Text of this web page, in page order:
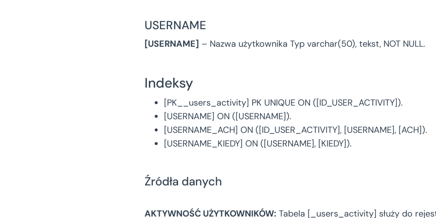
USERNAME
[USERNAME] – Nazwa użytkownika Typ varchar(50), tekst, NOT NULL.
Indeksy
[PK__users_activity] PK UNIQUE ON ([ID_USER_ACTIVITY]).
[USERNAME] ON ([USERNAME]).
[USERNAME_ACH] ON ([ID_USER_ACTIVITY], [USERNAME], [ACH]).
[USERNAME_KIEDY] ON ([USERNAME], [KIEDY]).
Źródła danych
AKTYWNOŚĆ UŻYTKOWNIKÓW: Tabela [_users_activity] służy do